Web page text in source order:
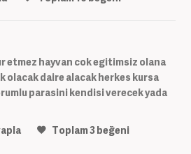
etmez hayvan cok egitimsiz olana
olacak daire alacak herkes kursa
parasini kendisi verecek yada
Toplam3beğeni